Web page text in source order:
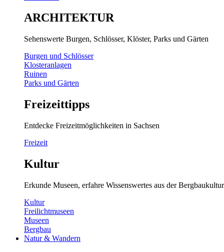
ARCHITEKTUR
Sehenswerte Burgen, Schlösser, Klöster, Parks und Gärten
Burgen und Schlösser
Klosteranlagen
Ruinen
Parks und Gärten
Freizeittipps
Entdecke Freizeitmöglichkeiten in Sachsen
Freizeit
Kultur
Erkunde Museen, erfahre Wissenswertes aus der
Kultur
Freilichtmuseen
Museen
Bergbau
Natur & Wandern